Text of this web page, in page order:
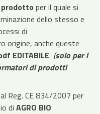
prodotto per il quale si
dello stesso e
di
origine, anche queste
EDITABILE (solo per i
di prodotti
al Reg. CE 834/2007 per
di AGRO BIO